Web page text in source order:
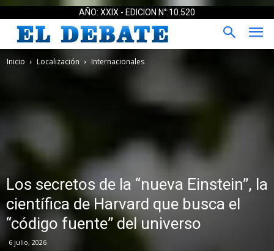
AÑO: XXIX - EDICION N°:10.520
Inicio Localización Internacionales
Los secretos de la “nueva Einstein”, la
científica de Harvard que busca el
“código fuente” del universo
6 julio, 2026